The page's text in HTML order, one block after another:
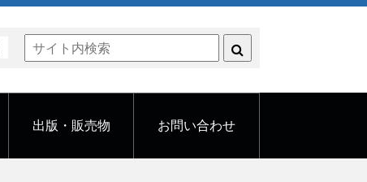
出版・販売物 お問い合わせ